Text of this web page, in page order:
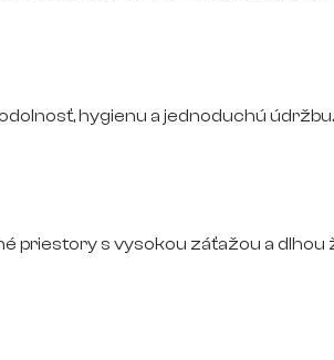
hygienu a jednoduchú údržbu.
priestory s vysokou záťažou a dlhou